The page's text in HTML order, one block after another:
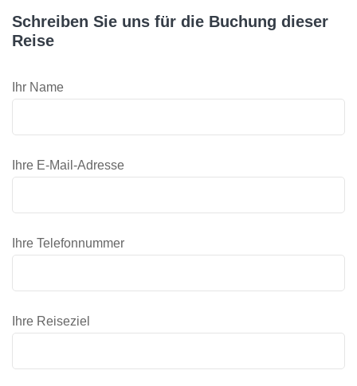
Schreiben Sie uns für die Buchung dieser
Reise
Ihr Name
Ihre E-Mail-Adresse
Ihre Telefonnummer
Ihre Reiseziel